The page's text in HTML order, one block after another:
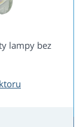
lampy bez